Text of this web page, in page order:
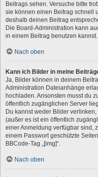
Beitrags sehen. Versuche bitte
sie können einen Beitrag schnell
deshalb deinen Beitrag
Die Board-Administration kann
in einem Beitrag benutzen kannst.
Nach oben
Kann ich Bilder in meine
Ja, Bilder können in deinem
Administration Dateianhänge
hochladen. Ansonsten musst du
öffentlich zugänglichen Server
Du kannst weder Bilder
(außer es ist ein öffentlich
einer Anmeldung verfügbar sind,
einem Passwort geschützte
BBCode-Tag „[img]“.
Nach oben